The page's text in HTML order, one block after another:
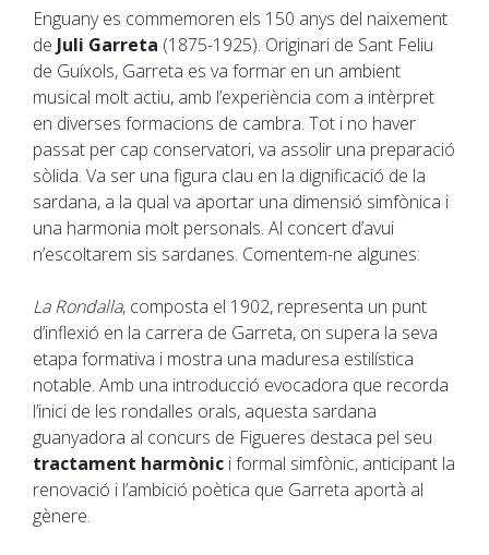
Enguany es commemoren els 150 anys del naixement
de Juli Garreta (1875-1925). Originari de Sant Feliu
de Guíxols, Garreta es va formar en un ambient
musical molt actiu, amb l’experiència com a intèrpret
en diverses formacions de cambra. Tot i no haver
passat per cap conservatori, va assolir una preparació
sòlida. Va ser una figura clau en la dignificació de la
sardana, a la qual va aportar una dimensió simfònica i
una harmonia molt personals. Al concert d’avui
n’escoltarem sis sardanes. Comentem-ne algunes:
La Rondalla, composta el 1902, representa un punt
d’inflexió en la carrera de Garreta, on supera la seva
etapa formativa i mostra una maduresa estilística
notable. Amb una introducció evocadora que recorda
l’inici de les rondalles orals, aquesta sardana
guanyadora al concurs de Figueres destaca pel seu
tractament harmònic i formal simfònic, anticipant la
renovació i l’ambició poètica que Garreta aportà al
gènere.